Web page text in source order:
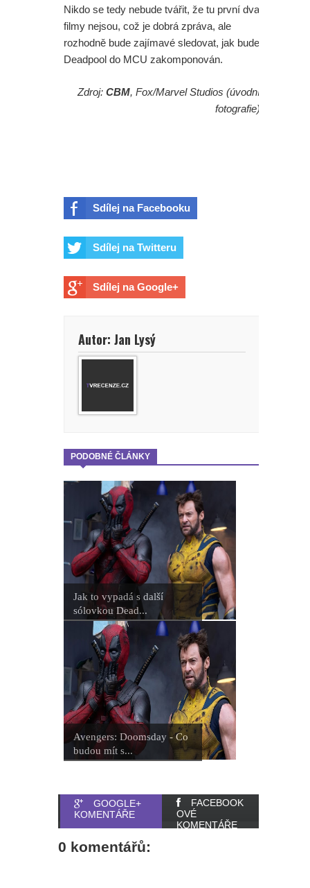
Nikdo se tedy nebude tvářit, že tu první dva
filmy nejsou, což je dobrá zpráva, ale
rozhodně bude zajímavé sledovat, jak bude
Deadpool do MCU zakomponován.
Zdroj: CBM, Fox/Marvel Studios (úvodní
fotografie)
Sdílej na Facebooku
Sdílej na Twitteru
Sdílej na Google+
Autor: Jan Lysý
PODOBNÉ ČLÁNKY
Jak to vypadá s další
sólovkou Dead...
Avengers: Doomsday - Co
budou mít s...
GOOGLE+
KOMENTÁŘE
FACEBOOK
OVÉ
KOMENTÁŘE
0 komentářů: